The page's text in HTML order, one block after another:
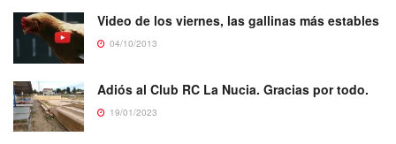
Video de los viernes, las gallinas más estables
04/10/2013
Adiós al Club RC La Nucia. Gracias por todo.
19/01/2023